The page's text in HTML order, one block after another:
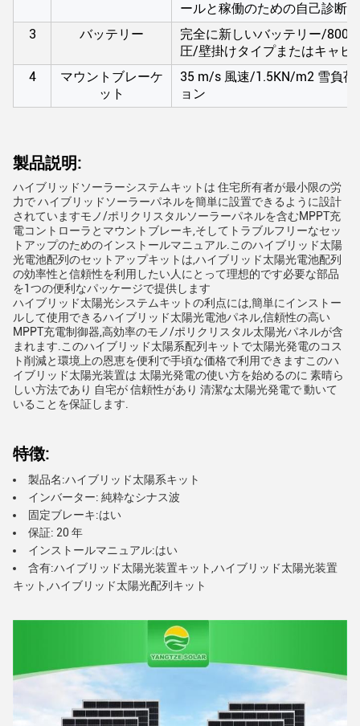
ールと稼働のための自己診断
3
バッテリー
完全に新しいバッテリー/
圧/壁掛けタイプまたはキャビ
4
マウントブレーケ
ット
35 m/s 風速/1.5KN/m2 雪負荷
ョン
製品説明:
ハイブリッドソーラーシステムキットは 住宅所有者が最小限の労
力で ハイブリッドソーラーパネルを簡単に設置できるように設計
されていますモノ/ポリクリスタルソーラーパネルを含むMPPT充
電コントローラとマウントブレーキ,そしてトラブルフリーなセッ
トアップのためのインストールマニュアル.このハイブリッド太陽
光電池配列のセットアップキットは,ハイブリッド太陽光電池配列
の効率性と信頼性を利用したい人にとって理想的です必要な部品
を1つの便利なパッケージで提供します
ハイブリッド太陽光システムキットの利点には,簡単にインストー
ルして使用できるハイブリッド太陽光電池パネル,信頼性の高い
MPPT充電制御器,高効率のモノ/ポリクリスタル太陽光パネルが含
まれます.このハイブリッド太陽系配列キットで太陽光発電のコス
ト削減と環境上の恩恵を便利で手頃な価格で利用できますこのハ
イブリッド太陽光装置は 太陽光発電の使い方を始めるのに 素晴ら
しい方法であり 自宅が 信頼性があり 清潔な太陽光発電で 動いて
いることを保証します.
特徴:
製品名:ハイブリッド太陽系キット
インバーター: 純粋なシナス波
固定ブレーキ:はい
保証: 20 年
インストールマニュアル:はい
含有:ハイブリッド太陽光装置キット,ハイブリッド太陽光装置
キット,ハイブリッド太陽光配列キット